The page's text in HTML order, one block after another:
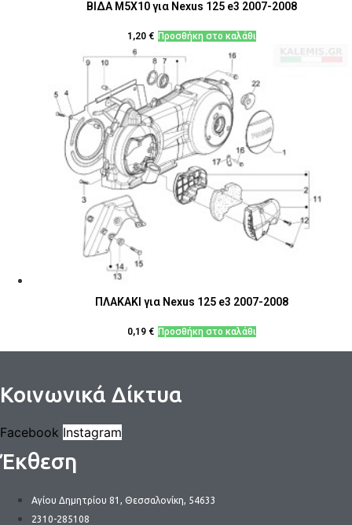
ΒΙΔΑ M5X10 για Nexus 125 e3 2007-2008
1,20 € Προσθήκη στο καλάθι
ΠΛΑΚΑΚΙ για Nexus 125 e3 2007-2008
0,19 € Προσθήκη στο καλάθι
Κοινωνικά Δίκτυα
Facebook Instagram
Έκθεση
Αγίου Δημητρίου 81, Θεσσαλονίκη, 54633
2310-285108